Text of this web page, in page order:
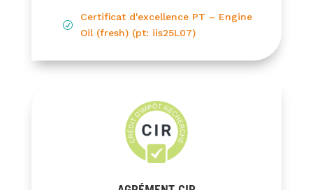
R
Certificat d'excellence PT – Engine
Oil (fresh) (pt: iis25L07)